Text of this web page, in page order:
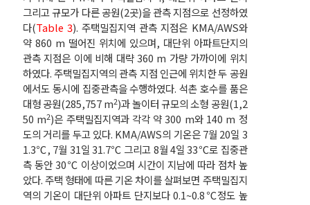
그리고 규모가 다른 공원(2곳)을 관측 지점으로 선정하였
다(Table 3). 주택밀집지역 관측 지점은 KMA/AWS와
약 860 m 떨어진 위치에 있으며, 대단위 아파트단지의
관측 지점은 이에 비해 대략 360 m 가량 가까이에 위치
하였다. 주택밀집지역의 관측 지점 인근에 위치한 두 공원
에서도 동시에 집중관측을 수행하였다. 석촌 호수를 품은
대형 공원(285,757 m2)과 놀이터 규모의 소형 공원(1,2
50 m2)은 주택밀집지역과 각각 약 300 m와 140 m 정
도의 거리를 두고 있다. KMA/AWS의 기온은 7월 20일 3
1.3℃, 7월 31일 31.7℃ 그리고 8월 4일 33℃로 집중관
측 동안 30℃ 이상이었으며 시간이 지남에 따라 점차 높
았다. 주택 형태에 따른 기온 차이를 살펴보면 주택밀집지
역의 기온이 대단위 아파트 단지보다 0.1~0.8℃정도 높